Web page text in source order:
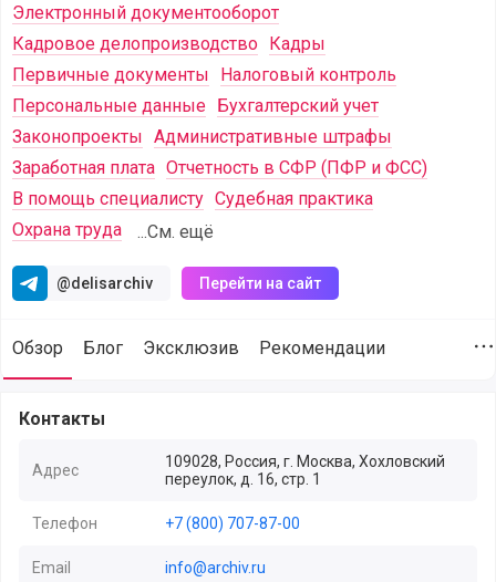
Электронный документооборот
Кадровое делопроизводство Кадры
Первичные документы
Налоговый контроль
Персональные данные Бухгалтерский учет
Законопроекты Административные штрафы
Заработная плата Отчетность в СФР (ПФР и ФСС)
В помощь специалисту Судебная практика
Охрана труда
...См. ещё
@delisarchiv Перейти на сайт
Обзор Блог Эксклюзив Рекомендации
Контакты
Адрес
109028, Россия, г. Москва, Хохловский
переулок, д. 16, стр. 1
Телефон +7 (800) 707-87-00
Email info@archiv.ru